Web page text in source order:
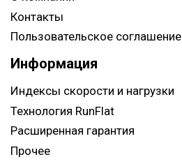
Контакты
Пользовательское соглашение
Информация
Индексы скорости и нагрузки
Технология RunFlat
Расширенная гарантия
Прочее